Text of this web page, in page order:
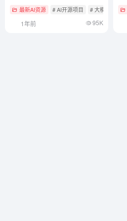
最新AI资源 # AI开源项目 # 大模型微调
1年前 95K